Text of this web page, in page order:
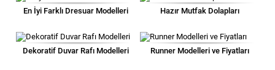
En İyi Farklı Dresuar Modelleri Hazır Mutfak Dolapları
Dekoratif Duvar Rafı Modelleri Runner Modelleri ve Fiyatları